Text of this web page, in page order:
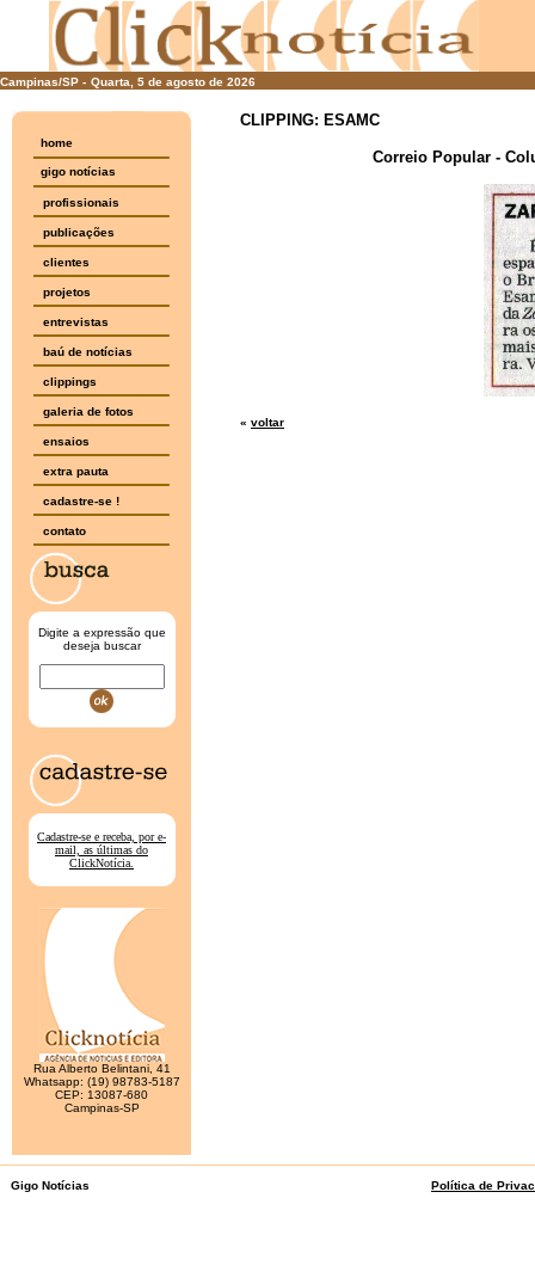
Campinas/SP - Quarta, 5 de agosto de 2026
home
gigo notícias
profissionais
publicações
clientes
projetos
entrevistas
baú de notícias
clippings
galeria de fotos
ensaios
extra pauta
cadastre-se !
contato
Digite a expressão que
deseja buscar
Cadastre-se e receba, por e-
mail, as últimas do
ClickNotícia.
Rua Alberto Belintani, 41
Whatsapp: (19) 98783-5187
CEP: 13087-680
Campinas-SP
CLIPPING: ESAMC
Correio Popular -
« voltar
Gigo Notícias Política de